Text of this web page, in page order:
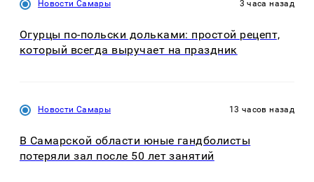
Новости Самары 3 часа назад
Огурцы по‑польски дольками: простой рецепт,
который всегда выручает на праздник
Новости Самары 13 часов назад
В Самарской области юные гандболисты
потеряли зал после 50 лет занятий